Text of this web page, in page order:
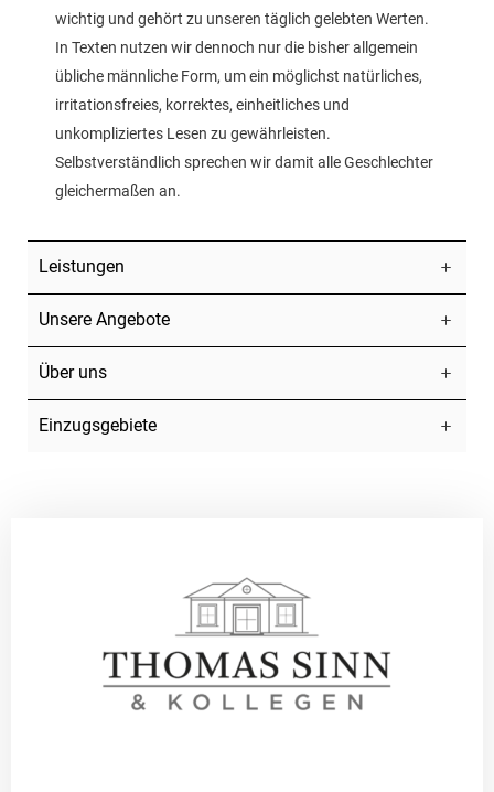
wichtig und gehört zu unseren täglich gelebten Werten.
In Texten nutzen wir dennoch nur die bisher allgemein
übliche männliche Form, um ein möglichst natürliches,
irritationsfreies, korrektes, einheitliches und
unkompliziertes Lesen zu gewährleisten.
Selbstverständlich sprechen wir damit alle Geschlechter
gleichermaßen an.
Leistungen
Unsere Angebote
Über uns
Einzugsgebiete